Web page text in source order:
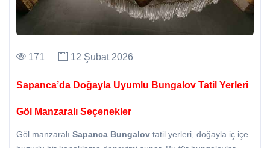
171 12 Şubat 2026
Sapanca’da Doğayla Uyumlu Bungalov Tatil Yerleri
Göl Manzaralı Seçenekler
Göl manzaralı Sapanca Bungalov tatil yerleri, doğayla iç içe